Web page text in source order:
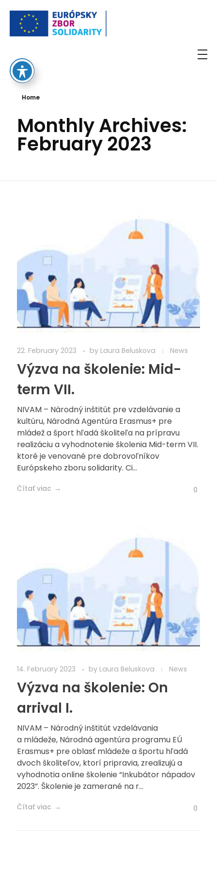
Home
Monthly Archives:
February 2023
22. February 2023 by Laura Beluskova News
Výzva na školenie: Mid-
term VII.
NIVAM – Národný inštitút pre vzdelávanie a
kultúru, Národná Agentúra Erasmus+ pre
mládež a šport hľadá školiteľa na prípravu
realizáciu a vyhodnotenie školenia Mid-term VII.
ktoré je venované pre dobrovoľníkov
Európskeho zboru solidarity. Ci...
Čítať viac 0
14. February 2023 by Laura Beluskova News
Výzva na školenie: On
arrival I.
NIVAM – Národný inštitút vzdelávania
a mládeže, Národná agentúra programu EÚ
Erasmus+ pre oblasť mládeže a športu hľadá
dvoch školiteľov, ktorí pripravia, zrealizujú a
vyhodnotia online školenie “Inkubátor nápadov
2023”. Školenie je zamerané na r...
Čítať viac 0